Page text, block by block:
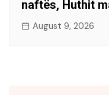
naftës, Huthit
August 9, 2026